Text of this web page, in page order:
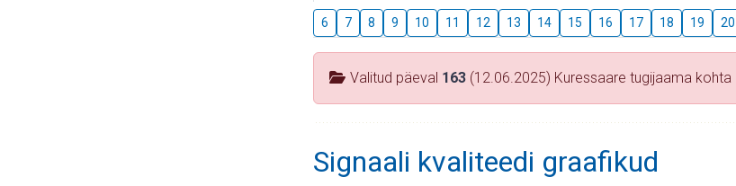
6 7 8 9 10 11 12 13 14 15 16 17 18 19 20
Valitud päeval 163 (12.06.2025) Kuressaare tugijaama kohta
Signaali kvaliteedi graafikud